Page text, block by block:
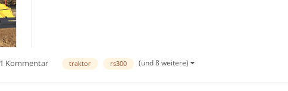
1 Kommentar traktor rs300 (und 8 weitere)